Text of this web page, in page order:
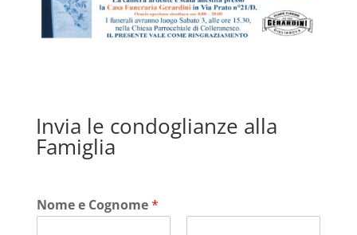
Invia le condoglianze alla
Famiglia
Nome e Cognome*